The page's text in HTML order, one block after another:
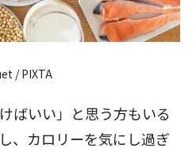
/ PIXTA
ばいい」と思う方もいる
、カロリーを気にし過ぎ